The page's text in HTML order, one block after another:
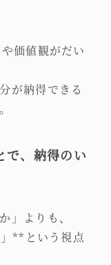
価値観がだい
が納得できる
で、納得のい
」よりも、
**という視点